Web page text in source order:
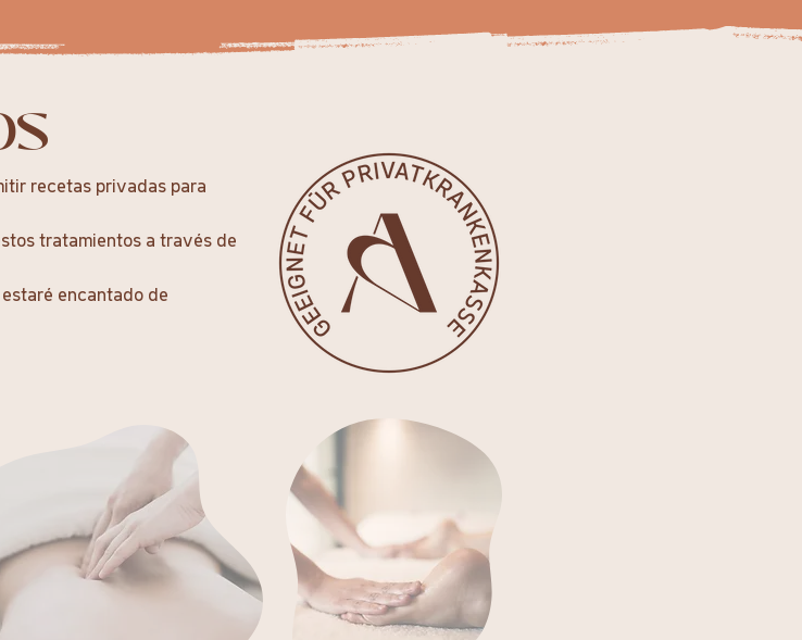
recetas privadas para
tratamientos a través de
encantado de